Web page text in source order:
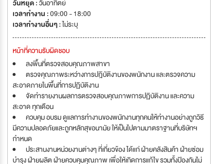
วันหยุด :วันอาทิตย์
เวลาทำงาน :09:00 - 18:00
เวลาทำงานอื่นๆ :ไม่ระบุ
หน้าที่ความรับผิดชอบ
ลงพื้นที่ตรวจสอบคุณภาพสาขา
ตรวจคุณภาพระหว่างการปฎิบัติงานของพนักงาน และตรวจความ
สะอาดภายในพื้นที่การปฏิบัติงาน
จัดทำรายงานผลการตรวจสอบคุณภาพการปฏิบัติงาน และความ
สะอาด ทุกเดือน
ควบคุม อบรม ดูแลการทำงานของพนักงานทุกคนให้ทำงานอย่างถูกวิธี
มีความปลอดภัยและถูกหลักสุขอนามัย ให้เป็นไปตามมาตราฐานที่บริษัทฯ
กำหนด
ประสานงานหน่วยงานต่างๆ ที่เกี่ยวข้อง ได้แก่ ฝ่ายคลังสินค้า ฝ่ายซ่อม
บำรุง ฝ่ายผลิต ฝ่ายควบคุมคุณภาพ เพื่อให้เกิดการแก้ไข รวมทั้งป้องกันไม่